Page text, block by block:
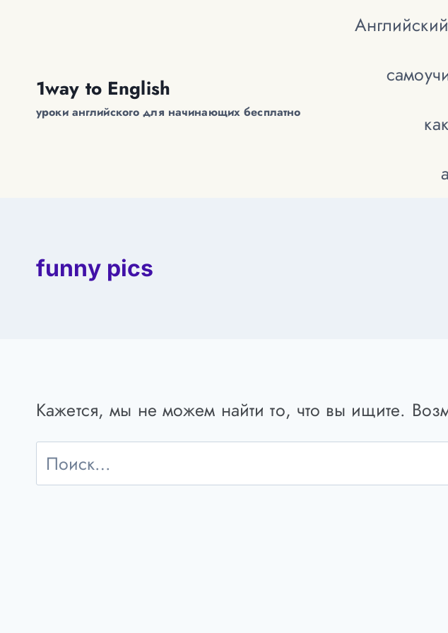
1way to English
уроки английского для начинающих бесплатно
funny pics
Кажется, мы не можем найти то, что вы ищите.
Найти: